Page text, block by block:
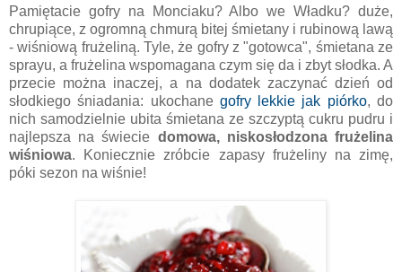
Pamiętacie gofry na Monciaku? Albo we Władku? duże,
chrupiące, z ogromną chmurą bitej śmietany i rubinową lawą
- wiśniową frużeliną. Tyle, że gofry z "gotowca", śmietana ze
sprayu, a frużelina wspomagana czym się da i zbyt słodka. A
przecie można inaczej, a na dodatek zaczynać dzień od
słodkiego śniadania: ukochane gofry lekkie jak piórko, do
nich samodzielnie ubita śmietana ze szczyptą cukru pudru i
najlepsza na świecie domowa, niskosłodzona frużelina
wiśniowa. Koniecznie zróbcie zapasy frużeliny na zimę,
póki sezon na wiśnie!